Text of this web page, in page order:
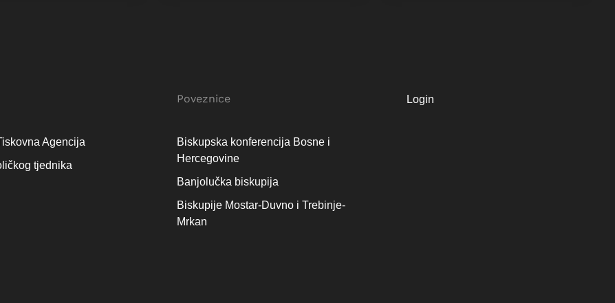
Agencija
tjednika
Poveznice
Biskupska konferencija Bosne i
Hercegovine
Banjolučka biskupija
Biskupije Mostar-Duvno i Trebinje-
Mrkan
Login